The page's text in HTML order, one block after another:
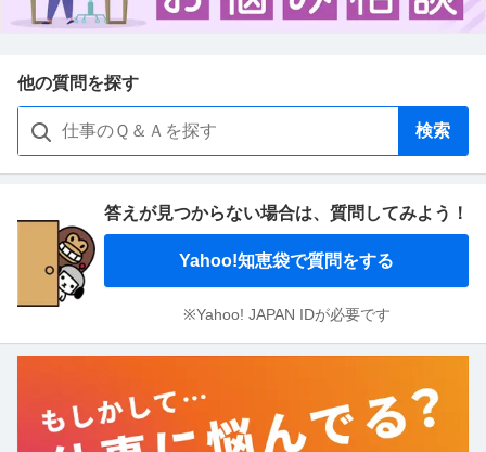
他の質問を探す
検索
答えが見つからない場合は、 質問してみよう！
Yahoo!知恵袋で質問をする
※Yahoo! JAPAN IDが必要です